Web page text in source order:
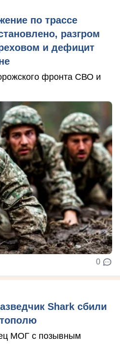
по трассе
разгром
и дефицит
фронта СВО и
0
Shark сбили
МОГ с позывным